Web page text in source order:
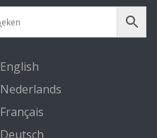
English
Nederlands
Français
Deutsch